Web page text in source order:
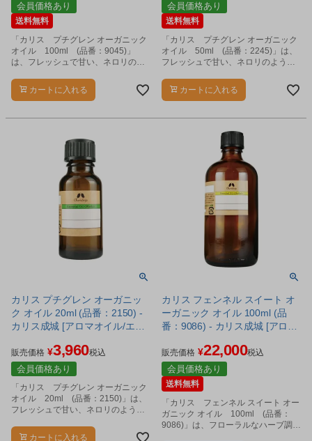
会員価格あり
送料無料
「カリス プチグレン オーガニック
オイル 100ml (品番：9045)」
は、フレッシュで甘い、ネロリのよ
す。
カートに入れる
会員価格あり
送料無料
「カリス プチグレン オーガニック
オイル 50ml (品番：2245)」は、
フレッシュで甘い、ネロリのような
カートに入れる
カリス プチグレン オーガニッ
ク オイル 20ml (品番：2150) -
カリス成城 [アロマオイル/エッ
販売価格 ¥3,960税込
会員価格あり
「カリス プチグレン オーガニック
オイル 20ml (品番：2150)」は、
フレッシュで甘い、ネロリのような
カートに入れる
カリス フェンネル スイート オ
ーガニック オイル 100ml (品
番：9086) - カリス成城 [アロマ
販売価格 ¥22,000税込
会員価格あり
送料無料
「カリス フェンネル スイート オー
ガニック オイル 100ml (品番：
9086)」は、フローラルなハーブ調の